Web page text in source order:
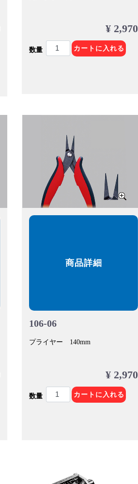
¥ 2,970
数量 カートに入れる
商品詳細
106-06
プライヤー 140mm
¥ 2,970
数量 カートに入れる